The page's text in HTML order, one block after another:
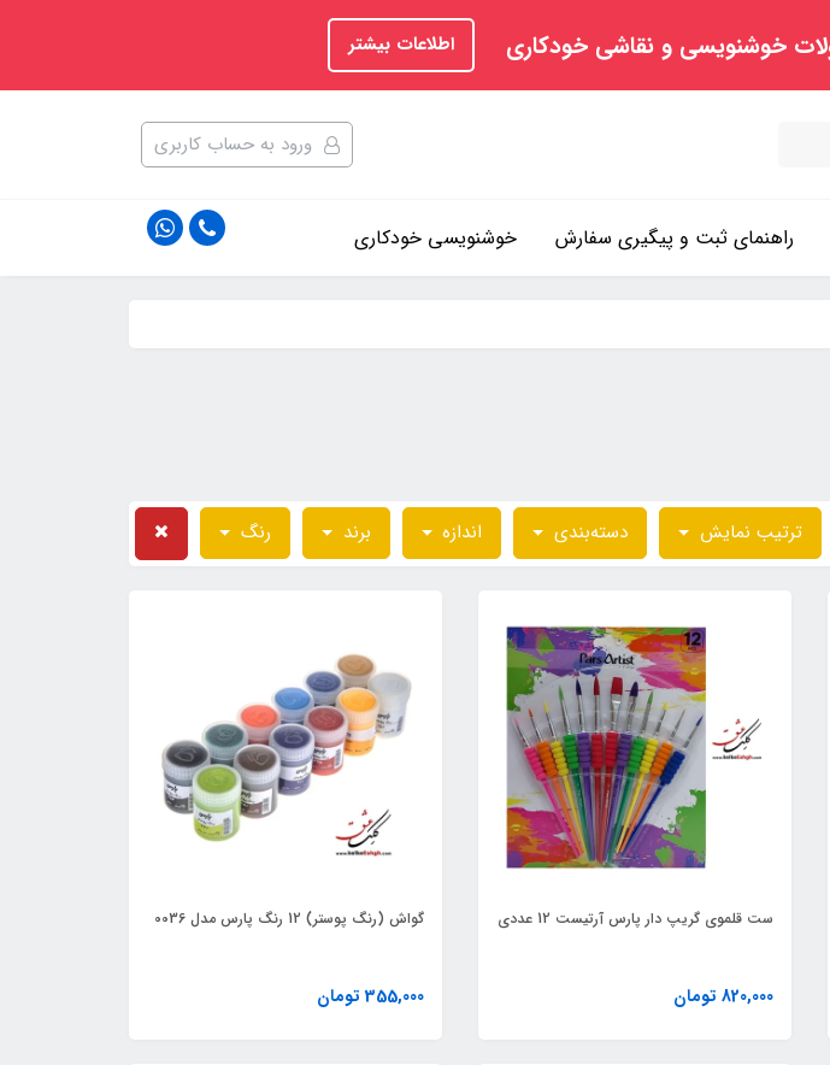
خوشنویسی و نقاشی خودکاری اطلاعات بیشتر
ورود به حساب کاربری
راهنمای ثبت و پیگیری سفارش خوشنویسی خودکاری
ترتیب نمایش دسته‌بندی اندازه برند رنگ
ست قلموی گریپ دار پارس آرتیست 12 عددی
820,000 تومان
گواش (رنگ پوستر) 12 رنگ پارس مدل 0036
355,000 تومان